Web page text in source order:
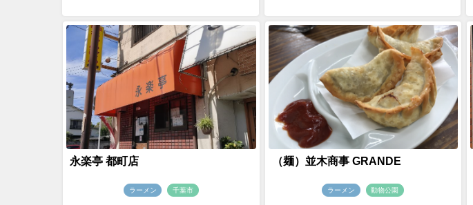
永楽亭 都町店
ラーメン 千葉市
（麺）並木商事 GRANDE
ラーメン 動物公園